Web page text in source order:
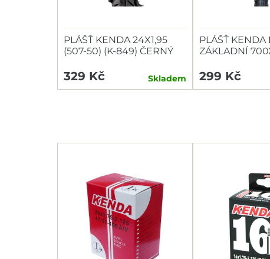
PLÁŠŤ KENDA 24X1,95
(507-50) (K-849) ČERNÝ
329 Kč Skladem
PLÁŠŤ KENDA
ZÁKLADNÍ
299 Kč